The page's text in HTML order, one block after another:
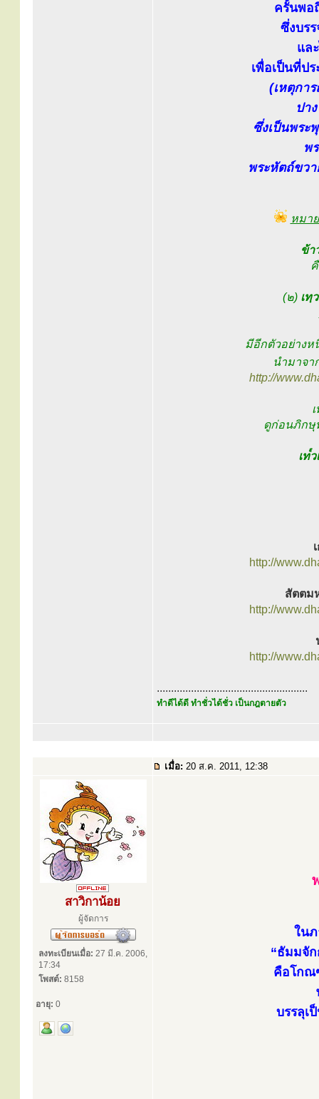
ครั้นพอ
ซึ่งบร
แล
เพื่อเป็นที่ป
(เหตุกา
ปา
ซึ่งเป็นพระ
พ
พระหัตถ์ขวา
หมา
ข้า
(๒)เทฺ
มีอีกตัวอย่างห
นำมาจ
http://
ดูก่อนภิกษุ
เท๎ว
http://
สัตตม
http://
http://
.....................................................
ทำดีได้ดี ทำชั่วได้ชั่ว เป็นกฎตายตัว
เมื่อ: 20 ส.ค. 2011, 12:38
สาวิกาน้อย
ผู้จัดการ
ลงทะเบียนเมื่อ: 27 มี.ค. 2006,
17:34
โพสต์: 8158
อายุ: 0
ใน
“ธัมมจั
คือโกณ
บรรลุเ